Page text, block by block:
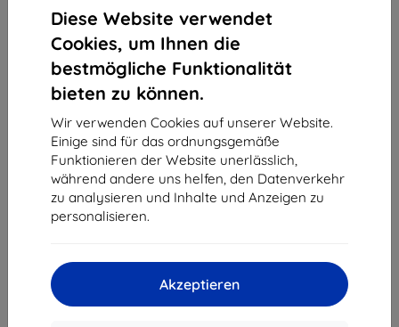
Diese Website verwendet
Cookies, um Ihnen die
bestmögliche Funktionalität
bieten zu können.
Wir verwenden Cookies auf unserer Website.
Einige sind für das ordnungsgemäße
Funktionieren der Website unerlässlich,
während andere uns helfen, den Datenverkehr
zu analysieren und Inhalte und Anzeigen zu
personalisieren.
Akzeptieren
€ 49,31
Auf Lager > 5 Stk.
vom ganzen5.